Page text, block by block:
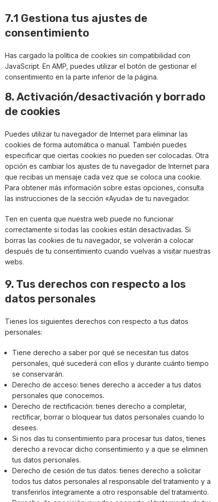
7.1 Gestiona tus ajustes de
consentimiento
Has cargado la política de cookies sin compatibilidad con
JavaScript. En AMP, puedes utilizar el botón de gestionar el
consentimiento en la parte inferior de la página.
8. Activación/desactivación y borrado
de cookies
Puedes utilizar tu navegador de Internet para eliminar las
cookies de forma automática o manual. También puedes
especificar que ciertas cookies no pueden ser colocadas. Otra
opción es cambiar los ajustes de tu navegador de Internet para
que recibas un mensaje cada vez que se coloca una cookie.
Para obtener más información sobre estas opciones, consulta
las instrucciones de la sección «Ayuda» de tu navegador.
Ten en cuenta que nuestra web puede no funcionar
correctamente si todas las cookies están desactivadas. Si
borras las cookies de tu navegador, se volverán a colocar
después de tu consentimiento cuando vuelvas a visitar nuestras
webs.
9. Tus derechos con respecto a los
datos personales
Tienes los siguientes derechos con respecto a tus datos
personales:
Tiene derecho a saber por qué se necesitan tus datos
personales, qué sucederá con ellos y durante cuánto tiempo
se conservarán.
Derecho de acceso: tienes derecho a acceder a tus datos
personales que conocemos.
Derecho de rectificación: tienes derecho a completar,
rectificar, borrar o bloquear tus datos personales cuando lo
desees.
Si nos das tu consentimiento para procesar tus datos, tienes
derecho a revocar dicho consentimiento y a que se eliminen
tus datos personales.
Derecho de cesión de tus datos: tienes derecho a solicitar
todos tus datos personales al responsable del tratamiento y a
transferirlos íntegramente a otro responsable del tratamiento.